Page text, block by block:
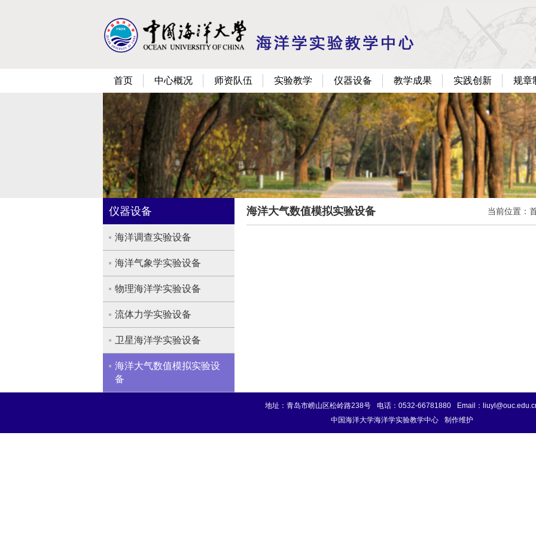
首页 中心概况 师资队伍 实验教学 仪器设备 教学成果 实践创新 规章
仪器设备
海洋调查实验设备
海洋气象学实验设备
物理海洋学实验设备
流体力学实验设备
卫星海洋学实验设备
海洋大气数值模拟实验设
备
海洋大气数值模拟实验设备 当前位置：
地址：青岛市崂山区松岭路238号 电话：0532-66781880
Email：
中国海洋大学海洋学实验教学中心
制作维护